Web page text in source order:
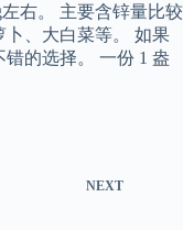
右。 主要含锌量比较
、大白菜等。 如果
的选择。 一份 1 盎
NEXT